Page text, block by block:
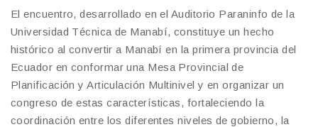
El encuentro, desarrollado en el Auditorio Paraninfo de la
Universidad Técnica de Manabí, constituye un hecho
histórico al convertir a Manabí en la primera provincia del
Ecuador en conformar una Mesa Provincial de
Planificación y Articulación Multinivel y en organizar un
congreso de estas características, fortaleciendo la
coordinación entre los diferentes niveles de gobierno, la